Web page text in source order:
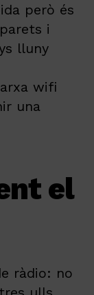
però és
i
lluny
wifi
una
el
ràdio: no